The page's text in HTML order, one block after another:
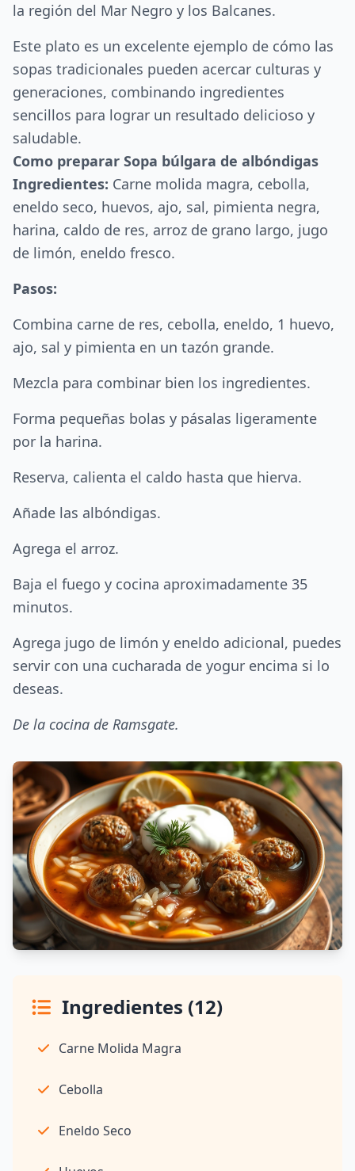
la región del Mar Negro y los Balcanes.
Este plato es un excelente ejemplo de cómo las
sopas tradicionales pueden acercar culturas y
generaciones, combinando ingredientes
sencillos para lograr un resultado delicioso y
saludable.
Como preparar Sopa búlgara de albóndigas
Ingredientes: Carne molida magra, cebolla,
eneldo seco, huevos, ajo, sal, pimienta negra,
harina, caldo de res, arroz de grano largo, jugo
de limón, eneldo fresco.
Pasos:
Combina carne de res, cebolla, eneldo, 1 huevo,
ajo, sal y pimienta en un tazón grande.
Mezcla para combinar bien los ingredientes.
Forma pequeñas bolas y pásalas ligeramente
por la harina.
Reserva, calienta el caldo hasta que hierva.
Añade las albóndigas.
Agrega el arroz.
Baja el fuego y cocina aproximadamente 35
minutos.
Agrega jugo de limón y eneldo adicional, puedes
servir con una cucharada de yogur encima si lo
deseas.
De la cocina de Ramsgate.
Ingredientes (12)
Carne Molida Magra
Cebolla
Eneldo Seco